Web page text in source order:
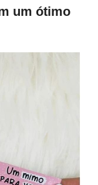
um ótimo